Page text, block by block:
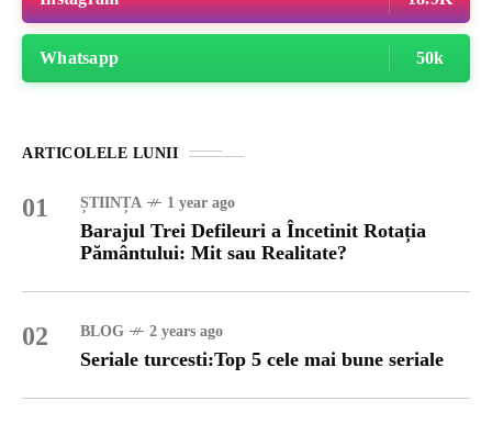
Whatsapp 50k
ARTICOLELE LUNII
01 ȘTIINȚA 1 year ago
Barajul Trei Defileuri a Încetinit Rotația
Pământului: Mit sau Realitate?
02 BLOG 2 years ago
Seriale turcesti:Top 5 cele mai bune seriale